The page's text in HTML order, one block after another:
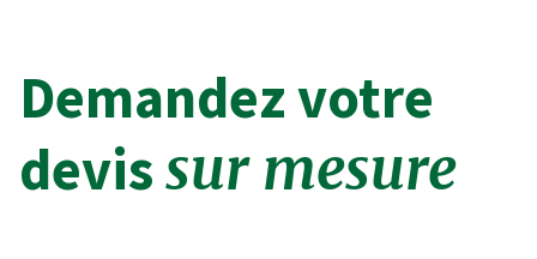
Demandez votre
devissur mesure